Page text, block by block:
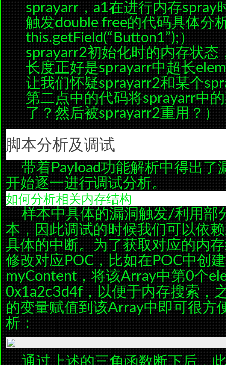
sprayarr，a1在进行内存spray
触发double free的代码具体分
this.getField(“Button1”);）
sprayarr2初始化时的内存状态
长度正好是sprayarr中超长
让我们怀疑sprayarr2和某个
第二点中的代码将sprayarr中
了？然后被sprayarr2重用？）
脚本分析及调试
带着Payload功能解析中得出了
开始逐一进行调试分析。
如何分析相关内存结构
样本中具体的漏洞触发/利用部
本，因此调试的时候我们可以依
具体的中断。为了获取对应的内
修改对应POC，比如在POC中创
myContent，将该Array中第0个
0x1a2c3d4f，以便于内存搜索，
的变量赋值到该Array中即可很方
析：